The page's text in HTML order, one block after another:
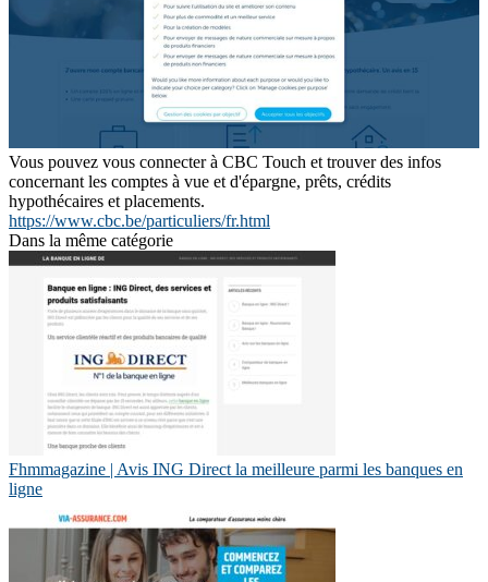
Vous pouvez vous connecter à CBC Touch et trouver des infos
concernant les comptes à vue et d'épargne, prêts, crédits
hypothécaires et placements.
https://www.cbc.be/particuliers/fr.html
Dans la même catégorie
Fhmmagazine | Avis ING Direct la meilleure parmi les banques en
ligne